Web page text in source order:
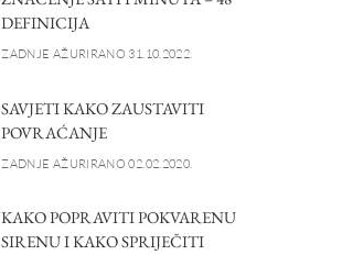
DEFINICIJA
ZADNJE AŽURIRANO 31.10.2022.
SAVJETI KAKO ZAUSTAVITI
POVRAĆANJE
ZADNJE AŽURIRANO 02.02.2020.
KAKO POPRAVITI POKVARENU
SIRENU I KAKO SPRIJEČITI